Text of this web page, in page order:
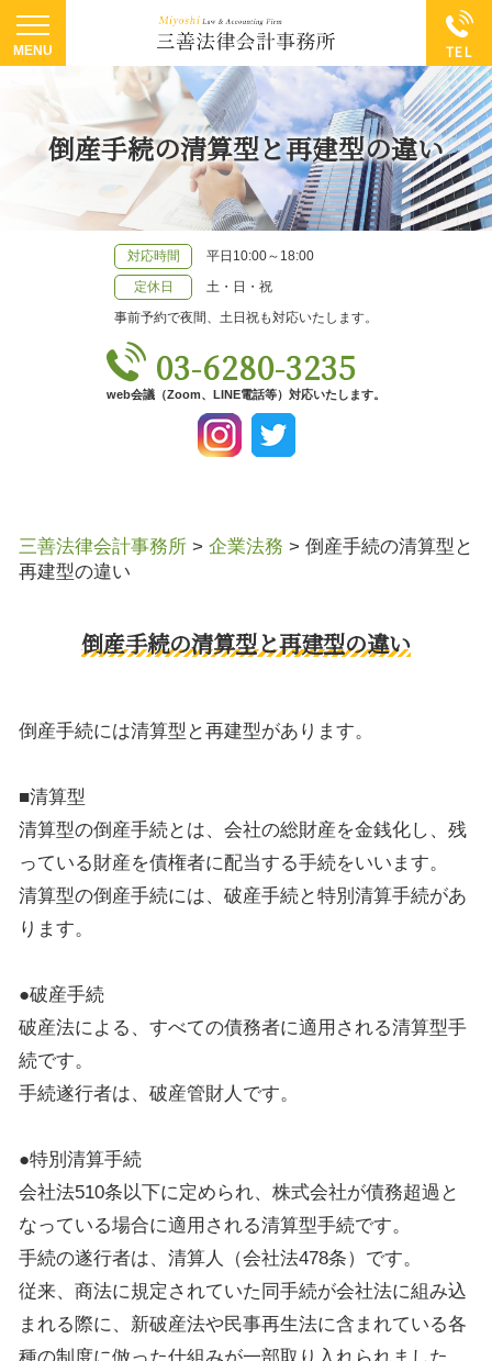
倒産手続の清算型と再建型の違い
対応時間
平日10:00～18:00
定休日
土・日・祝
事前予約で夜間、土日祝も対応いたします。
03-6280-3235
web会議（Zoom、LINE電話等）対応いたします。
三善法律会計事務所 > 企業法務 > 倒産手続の清算型と
再建型の違い
倒産手続の清算型と再建型の違い
倒産手続には清算型と再建型があります。
■清算型
清算型の倒産手続とは、会社の総財産を金銭化し、残
っている財産を債権者に配当する手続をいいます。
清算型の倒産手続には、破産手続と特別清算手続があ
ります。
●破産手続
破産法による、すべての債務者に適用される清算型手
続です。
手続遂行者は、破産管財人です。
●特別清算手続
会社法510条以下に定められ、株式会社が債務超過と
なっている場合に適用される清算型手続です。
手続の遂行者は、清算人（会社法478条）です。
従来、商法に規定されていた同手続が会社法に組み込
まれる際に、新破産法や民事再生法に含まれている各